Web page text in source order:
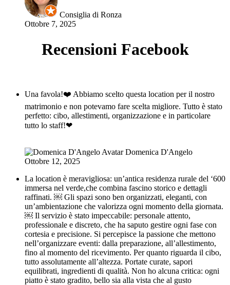
Consiglia di Ronza
Ottobre 7, 2025
Recensioni Facebook
Una favola!❤️ Abbiamo scelto questa location per il nostro
matrimonio e non potevamo fare scelta migliore. Tutto è stato
perfetto: cibo, allestimenti, organizzazione e in particolare
tutto lo staff!❤
Domenica D'Angelo
Ottobre 12, 2025
La location è meravigliosa: un’antica residenza rurale del ‘600
immersa nel verde,che combina fascino storico e dettagli
raffinati. ￼ Gli spazi sono ben organizzati, eleganti, con
un’ambientazione che valorizza ogni momento della giornata.
￼ Il servizio è stato impeccabile: personale attento,
professionale e discreto, che ha saputo gestire ogni fase con
cortesia e precisione. Si percepisce la passione che mettono
nell’organizzare eventi: dalla preparazione, all’allestimento,
fino al momento del ricevimento. Per quanto riguarda il cibo,
tutto assolutamente all’altezza. Portate curate, sapori
equilibrati, ingredienti di qualità. Non ho alcuna critica: ogni
piatto è stato gradito, bello sia alla vista che al gusto